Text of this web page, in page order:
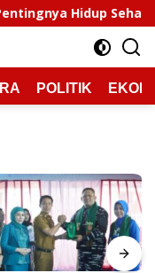
Polda Sultra
POLITIK